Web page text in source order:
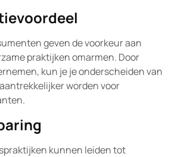
geven de voorkeur aan
praktijken omarmen. Door
kun je je onderscheiden van
worden voor
kunnen leiden tot